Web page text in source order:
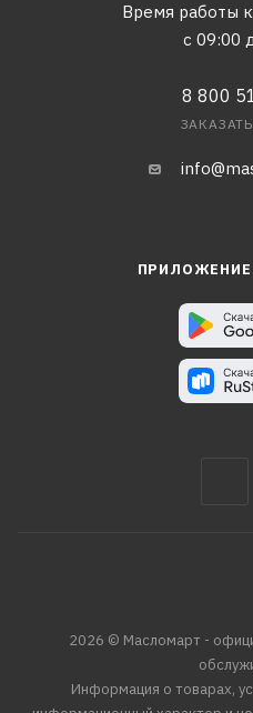
Время работы
с 09:00
8 800
2026 © Масломарт -
Информация о товарах,